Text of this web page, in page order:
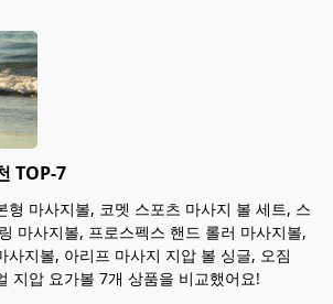
TOP-7
형 마사지볼, 코멧 스포츠 마사지 볼 세트, 스
마사지볼, 프로스펙스 핸드 롤러 마사지볼,
사지볼, 아리프 마사지 지압 볼 싱글, 오짐
지압 요가볼 7개 상품을 비교했어요!